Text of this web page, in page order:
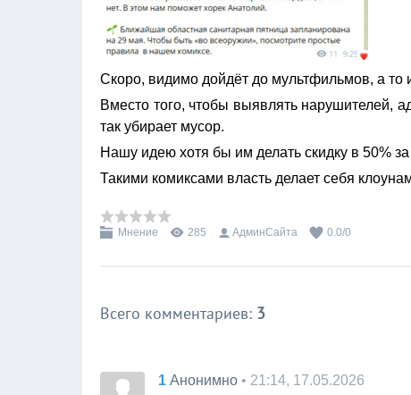
Скоро, видимо дойдёт до мультфильмов, а то
Вместо того, чтобы выявлять нарушителей,
так убирает мусор.
Нашу идею хотя бы им делать скидку в 50%
Такими комиксами власть делает себя
Мнение 285 АдминСайта 0.0/0
Всего комментариев: 3
1 Анонимно • 21:14, 17.05.2026